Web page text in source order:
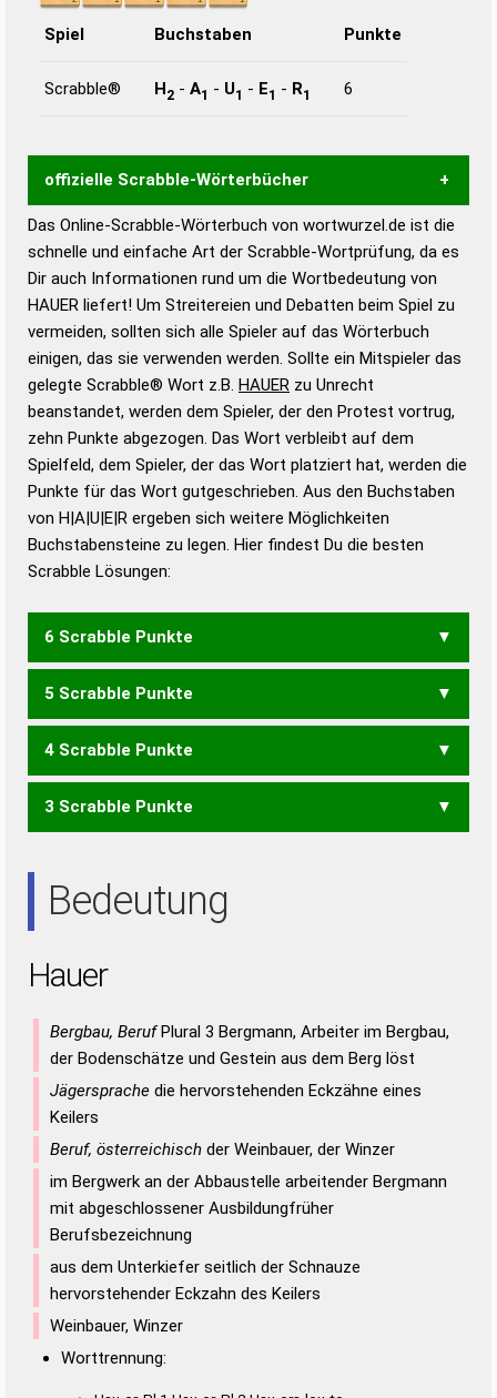
Spiel Buchstaben Punkte
Scrabble® H2 - A1 - U1 - E1 - R1 6
offizielle Scrabble-Wörterbücher
Wortwurzel liefert mit Hilfe eines semantischen
Wortanalyse-Algorithmus gute Anhaltspunkte zu
Wortbedeutung, Worttrennung und Wortform, um die
Gültigkeit eines Wortes für das Scrabble-Spiel zu
bestimmen!
zugelassene Turnier Scrabble-
Wörterbücher sind:
Duden – Standardwerk in 12 Bänden
Duden – Richtiges und gutes
Deutsch
Duden – Die deutsche Grammatik
Duden – Deutsches
Das Online-Scrabble-Wörterbuch von wortwurzel.de ist die
schnelle und einfache Art der Scrabble-Wortprüfung, da es
Dir auch Informationen rund um die Wortbedeutung von
HAUER liefert! Um Streitereien und Debatten beim Spiel zu
vermeiden, sollten sich alle Spieler auf das Wörterbuch
einigen, das sie verwenden werden. Sollte ein Mitspieler das
gelegte Scrabble® Wort z.B. HAUER zu Unrecht
beanstandet, werden dem Spieler, der den Protest vortrug,
zehn Punkte abgezogen. Das Wort verbleibt auf dem
Spielfeld, dem Spieler, der das Wort platziert hat, werden die
Punkte für das Wort gutgeschrieben. Aus den Buchstaben
von H|A|U|E|R ergeben sich weitere Möglichkeiten
Buchstabensteine zu legen. Hier findest Du die besten
Scrabble Lösungen:
6 Scrabble Punkte
RAUHE
5 Scrabble Punkte
HURE RAHE RAUH REHA
4 Scrabble Punkte
EHR HAR HER HEU HUR
3 Scrabble Punkte
Bedeutung
Hauer
Bergbau, BerufPlural 3 Bergmann, Arbeiter im Bergbau,
der Bodenschätze und Gestein aus dem Berg löst
Jägersprache die hervorstehenden Eckzähne eines
Keilers
Beruf, österreichisch der Weinbauer, der Winzer
im Bergwerk an der Abbaustelle arbeitender Bergmann
mit abgeschlossener Ausbildungfrüher
Berufsbezeichnung
aus dem Unterkiefer seitlich der Schnauze
hervorstehender Eckzahn des Keilers
Weinbauer, Winzer
Worttrennung: